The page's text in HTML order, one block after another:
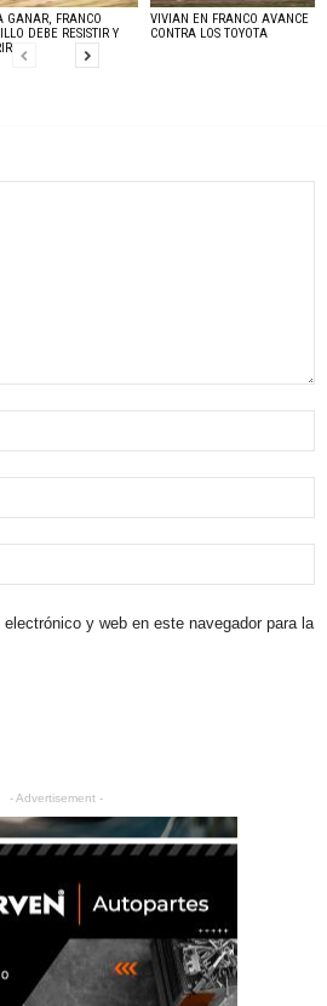
GANAR, FRANCO
DEBE RESISTIR Y
VIVIAN EN FRANCO AVANCE
CONTRA LOS TOYOTA
y web en este navegador para la
- Advertisement -